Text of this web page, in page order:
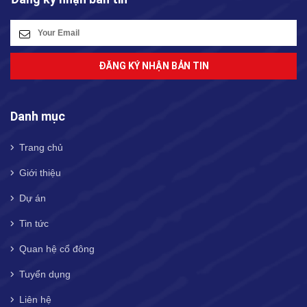
ĐĂNG KÝ NHẬN BẢN TIN
Danh mục
Trang chủ
Giới thiệu
Dự án
Tin tức
Quan hệ cổ đông
Tuyển dụng
Liên hệ